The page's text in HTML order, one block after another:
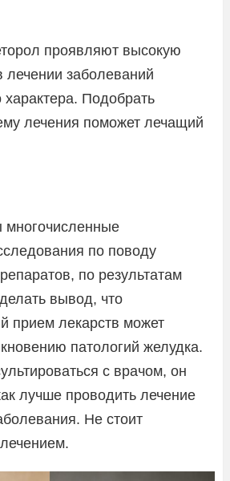
проявляют высокую
лечении заболеваний
характера. Подобрать
лечения поможет лечащий
по поводу
по результатам
вывод, что
прием лекарств может
патологий желудка.
с врачом, он
лучше проводить лечение
Не стоит